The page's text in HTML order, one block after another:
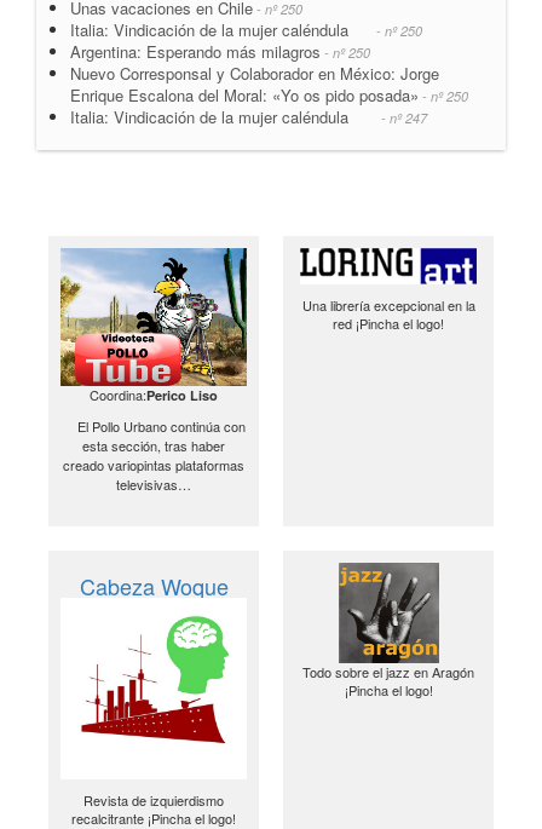
Unas vacaciones en Chile - nº 250
Italia: Vindicación de la mujer caléndula - nº 250
Argentina: Esperando más milagros - nº 250
Nuevo Corresponsal y Colaborador en México: Jorge
Enrique Escalona del Moral: «Yo os pido posada» - nº 250
Italia: Vindicación de la mujer caléndula - nº 247
Coordina:Perico Liso
El Pollo Urbano continúa con
esta sección, tras haber
creado variopintas plataformas
televisivas…
Una librería excepcional en la
red ¡Pincha el logo!
Cabeza Woque
Revista de izquierdismo
recalcitrante ¡Pincha el logo!
Todo sobre el jazz en Aragón
¡Pincha el logo!